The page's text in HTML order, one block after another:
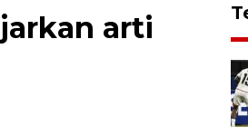
arti